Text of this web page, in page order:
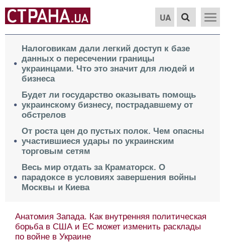
UA
Налоговикам дали легкий доступ к базе
данных о пересечении границы
украинцами. Что это значит для людей и
бизнеса
Будет ли государство оказывать помощь
украинскому бизнесу, пострадавшему от
обстрелов
От роста цен до пустых полок. Чем опасны
участившиеся удары по украинским
торговым сетям
Весь мир отдать за Краматорск. О
парадоксе в условиях завершения войны
Москвы и Киева
Анатомия Запада. Как внутренняя политическая
борьба в США и ЕС может изменить расклады
по войне в Украине